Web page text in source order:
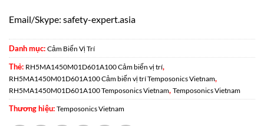
Email/Skype: safety-expert.asia
Danh mục: Cảm Biến Vị Trí
Thẻ: RH5MA1450M01D601A100 Cảm biến vị trí,
RH5MA1450M01D601A100 Cảm biến vị trí Temposonics Vietnam,
RH5MA1450M01D601A100 Temposonics Vietnam, Temposonics Vietnam
Thương hiệu: Temposonics Vietnam